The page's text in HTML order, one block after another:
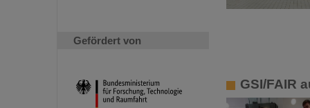
Gefördert von
GSI/FAIR